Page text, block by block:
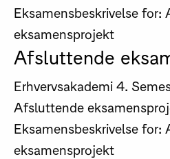
Eksamensbeskrivelse for:
eksamensprojekt
Afsluttende
Erhvervsakademi 4.
Afsluttende
Eksamensbeskrivelse for:
eksamensprojekt